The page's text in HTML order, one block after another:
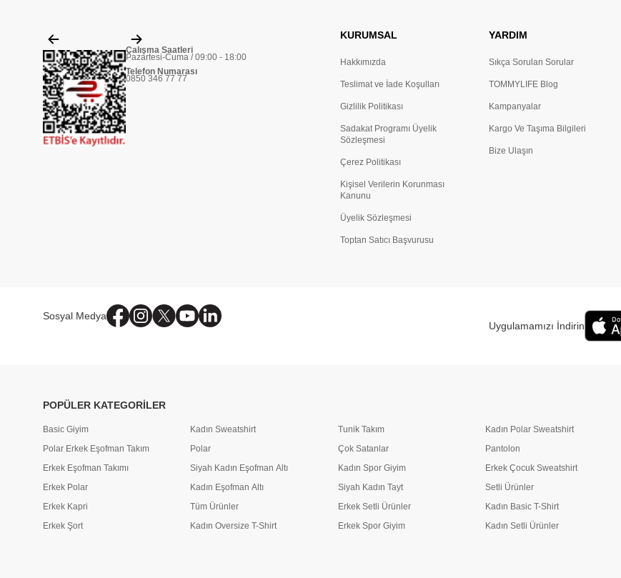
Çalışma Saatleri
Pazartesi-Cuma / 09:00 - 18:00
Telefon Numarası
0850 346 77 77
KURUMSAL
Hakkımızda
Teslimat ve İade Koşulları
Gizlilik Politikası
Sadakat Programı Üyelik
Sözleşmesi
Çerez Politikası
Kişisel Verilerin Korunması
Kanunu
Üyelik Sözleşmesi
Toptan Satıcı Başvurusu
YARDIM
Sıkça Sorulan Sorular
TOMMYLIFE Blog
Kampanyalar
Kargo Ve Taşıma Bilgileri
Bize Ulaşın
Sosyal Medya
Uygulamamızı İndirin
POPÜLER KATEGORİLER
Basic Giyim
Polar Erkek Eşofman Takım
Erkek Eşofman Takımı
Erkek Polar
Erkek Kapri
Erkek Şort
Kadın Sweatshirt
Polar
Siyah Kadın Eşofman Altı
Kadın Eşofman Altı
Tüm Ürünler
Kadın Oversize T-Shirt
Tunik Takım
Çok Satanlar
Kadın Spor Giyim
Siyah Kadın Tayt
Erkek Setli Ürünler
Erkek Spor Giyim
Kadın Polar Sweatshirt
Pantolon
Erkek Çocuk Sweatshirt
Setli Ürünler
Kadın Basic T-Shirt
Kadın Setli Ürünler